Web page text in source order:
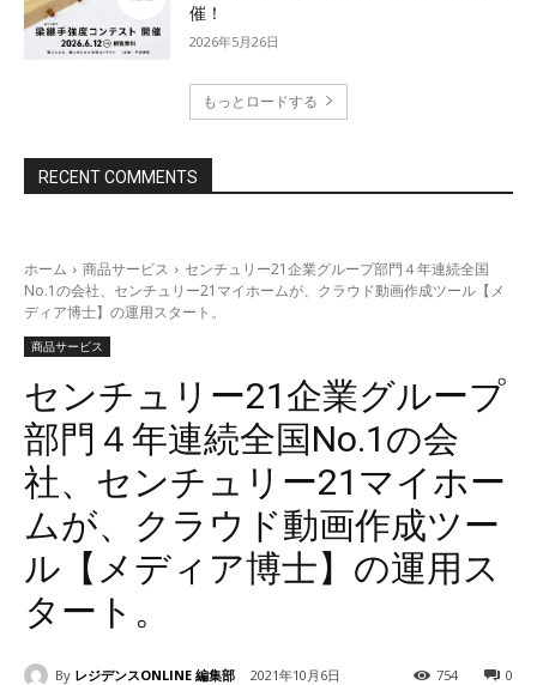
催！
2026年5月26日
もっとロードする
RECENT COMMENTS